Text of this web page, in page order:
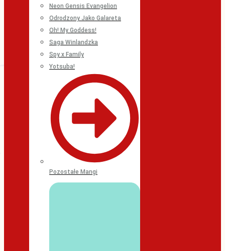
Neon Gensis Evangelion
Odrodzony Jako Galareta
Oh! My Goddess!
Saga Winlandzka
Spy x Family
Yotsuba!
Pozostałe Mangi